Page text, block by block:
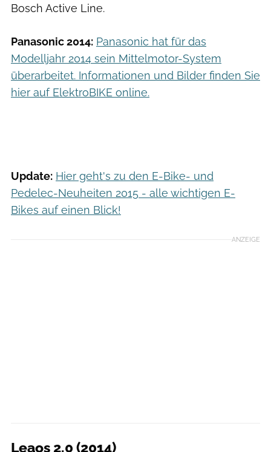
Bosch Active Line.
Panasonic 2014: Panasonic hat für das
Modelljahr 2014 sein Mittelmotor-System
überarbeitet. Informationen und Bilder finden Sie
hier auf ElektroBIKE online.
Update: Hier geht's zu den E-Bike- und
Pedelec-Neuheiten 2015 - alle wichtigen E-
Bikes auf einen Blick!
ANZEIGE
Leaos 2.0 (2014)